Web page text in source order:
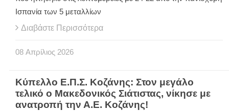
Ισπανία των 5 μεταλλίων
Διαβάστε Περισσότερα
08 Απρίλιος 2026
Κύπελλο Ε.Π.Σ. Κοζάνης: Στον μεγάλο
τελικό ο Μακεδονικός Σιάτιστας, νίκησε με
ανατροπή την Α.Ε. Κοζάνης!